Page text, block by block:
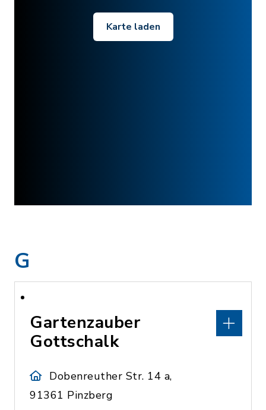
Karte laden
G
Gartenzauber
Gottschalk
Dobenreuther Str. 14 a,
91361 Pinzberg